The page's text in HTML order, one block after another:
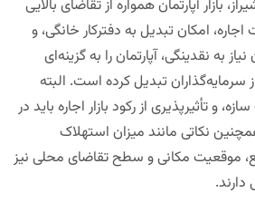
بازار آپارتمان همواره از تقاضای بالایی
امکان تبدیل به دفترکار خانگی، و
به نقدینگی، آپارتمان را به گزینه‌ای
سرمایه‌گذاران تبدیل کرده است. البته
و تأثیرپذیری از رکود بازار اجاره باید در
نکاتی مانند میزان استهلاک
موقعیت مکانی و سطح تقاضای محلی نیز
دارند.